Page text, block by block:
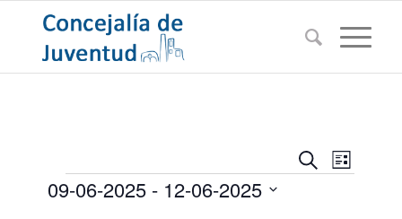
Buscar
de
Lista
Eventos
09-06-2025 - 12-06-2025